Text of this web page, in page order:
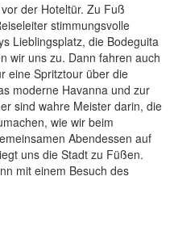
der Hoteltür. Zu Fuß
stimmungsvolle
Lieblingsplatz, die Bodeguita
wir uns zu. Dann fahren auch
eine Spritztour über die
moderne Havanna und zur
sind wahre Meister darin, die
wie wir beim
Abendessen auf
uns die Stadt zu Füßen.
mit einem Besuch des